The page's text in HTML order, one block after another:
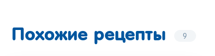
Похожие рецепты 9